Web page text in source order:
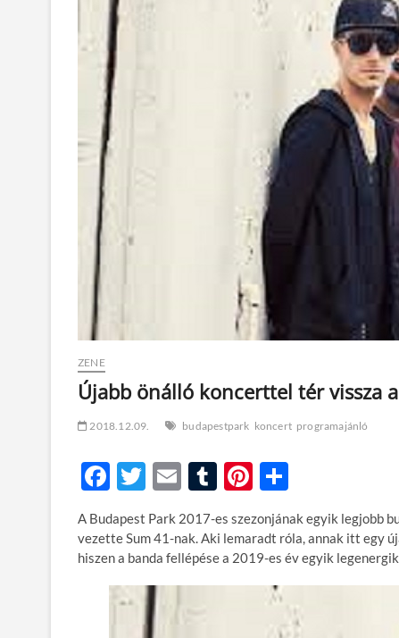
ZENE
Újabb önálló koncerttel tér vissza
2018.12.09. budapestpark koncert programajánló
F
ac
e
b
o
T
w
itt
er
E
m
ail
T
m
bl
r
Pi
nt
er
es
t
ss
za
m
e
g
A Budapest Park 2017-es szezonjának egyik legjobb
vezette Sum 41-nak. Aki lemaradt róla, annak itt egy
hiszen a banda fellépése a 2019-es év egyik